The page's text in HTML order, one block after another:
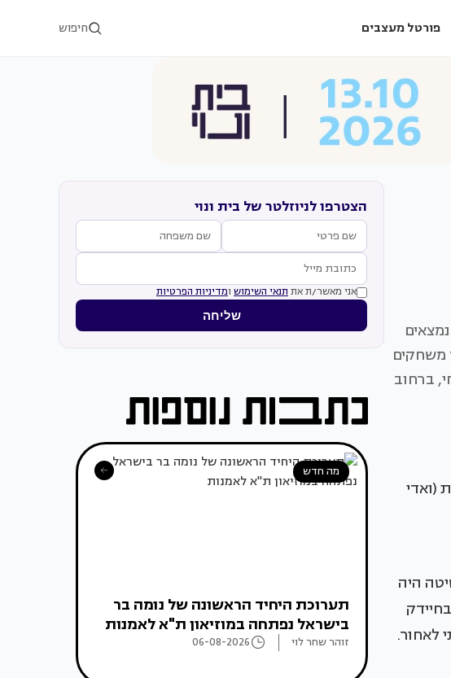
פורטל מעצבים חיפוש
משחקים
ברחוב
(ואדי
היה
לאחור.
הצטרפו לניוזלטר של בית ונוי
אני מאשר/ת את תנאי השימוש ומדיניות הפרטיות
שליחה
מה חדש
תערוכת היחיד הראשונה של נומה בר
בישראל נפתחה במוזיאון ת"א לאמנות
זוהר שחר לוי 06-08-2026